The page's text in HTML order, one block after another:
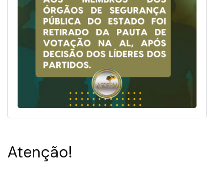
Atenção!